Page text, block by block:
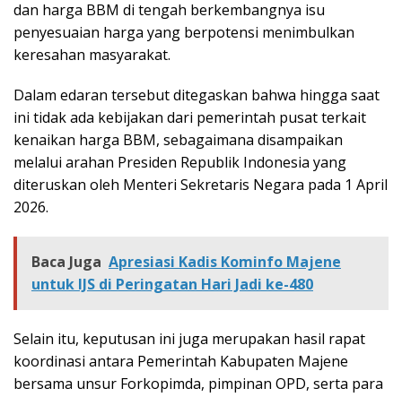
dan harga BBM di tengah berkembangnya isu
penyesuaian harga yang berpotensi menimbulkan
keresahan masyarakat.
Dalam edaran tersebut ditegaskan bahwa hingga saat
ini tidak ada kebijakan dari pemerintah pusat terkait
kenaikan harga BBM, sebagaimana disampaikan
melalui arahan Presiden Republik Indonesia yang
diteruskan oleh Menteri Sekretaris Negara pada 1 April
2026.
Baca Juga Apresiasi Kadis Kominfo Majene
untuk IJS di Peringatan Hari Jadi ke-480
Selain itu, keputusan ini juga merupakan hasil rapat
koordinasi antara Pemerintah Kabupaten Majene
bersama unsur Forkopimda, pimpinan OPD, serta para